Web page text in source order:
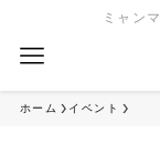
ミャン
ホーム イベント